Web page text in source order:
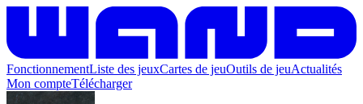
FonctionnementListe des jeuxCartes de jeuOutils de jeuActualités
Mon compteTélécharger